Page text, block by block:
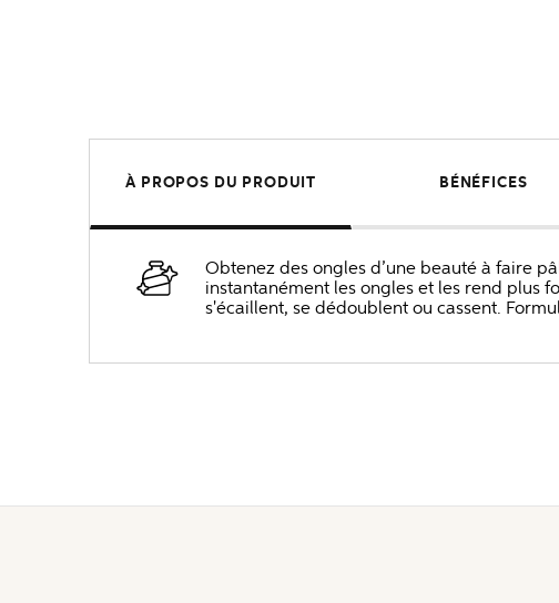
À PROPOS DU PRODUIT BÉNÉFICES
Obtenez des ongles d’une beauté à faire
instantanément les ongles et les rend plus
s'écaillent, se dédoublent ou cassent.